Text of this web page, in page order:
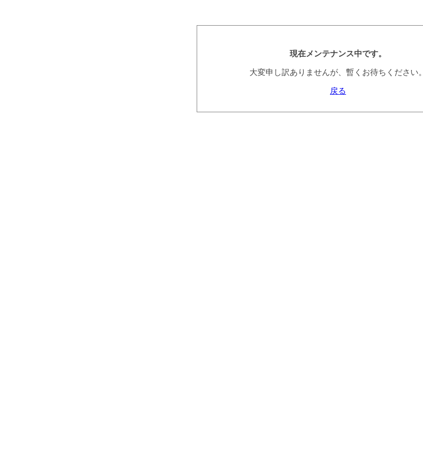
現在メンテナンス中です。
大変申し訳ありませんが、暫くお待ちください。
戻る